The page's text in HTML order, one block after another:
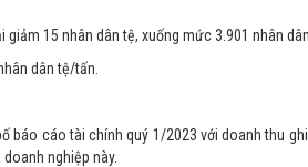
15 nhân dân tệ, xuống mức 3.901 nhân
dân tệ/tấn.
báo cáo tài chính quý 1/2023 với doanh thu
nghiệp này.